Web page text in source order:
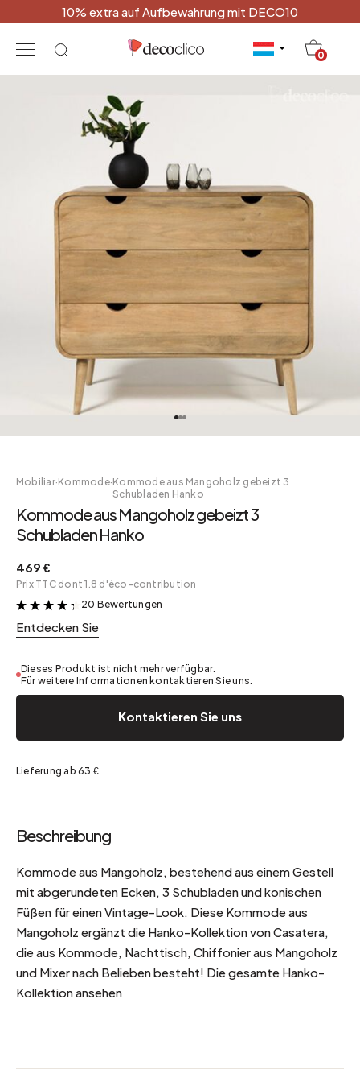
10% extra auf Aufbewahrung mit DECO10
0
Mobiliar·Kommode·Kommode aus Mangoholz gebeizt 3
Schubladen Hanko
Kommode aus Mangoholz gebeizt 3
Schubladen Hanko
469 €
Prix TTC dont 1.8 d'éco-contribution
&
20 Bewertungen
Entdecken Sie
Dieses Produkt ist nicht mehr verfügbar.
Für weitere Informationen kontaktieren Sie uns.
Kontaktieren Sie uns
Lieferung ab 63 €
Beschreibung
Kommode aus Mangoholz, bestehend aus einem Gestell
mit abgerundeten Ecken, 3 Schubladen und konischen
Füßen für einen Vintage-Look. Diese Kommode aus
Mangoholz ergänzt die Hanko-Kollektion von Casatera,
die aus Kommode, Nachttisch, Chiffonier aus Mangoholz
und Mixer nach Belieben besteht! Die gesamte Hanko-
Kollektion ansehen